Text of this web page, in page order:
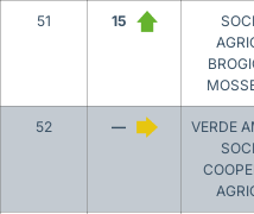
51 15
52 —
VERDE